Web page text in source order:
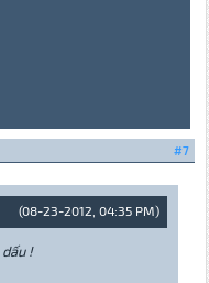
#7
(08-23-2012, 04:35 PM)
!